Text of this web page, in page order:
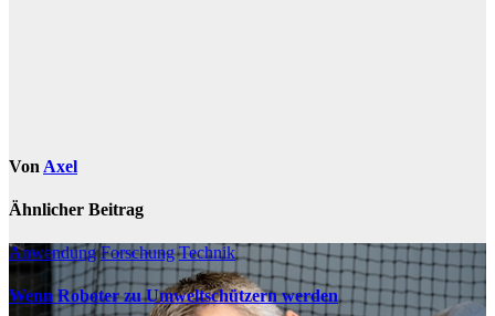
Von Axel
Ähnlicher Beitrag
Anwendung Forschung Technik
Wenn Roboter zu Umweltschützern werden